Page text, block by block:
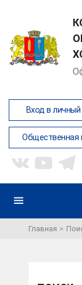
Вход в
Общественная
Главная